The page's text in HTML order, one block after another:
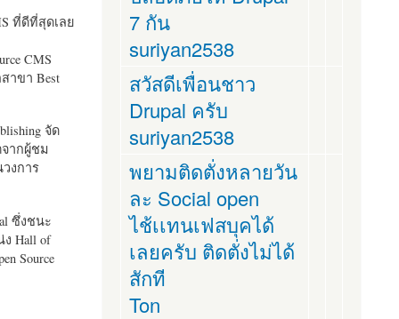
ที่ดีที่สุดเลย
CMS
าขา Best
จัด
ากผู้ชม
งการ
ซึ่งชนะ
Hall of
Source
7 กัน
suriyan2538
สวัสดีเพื่อนชาว
Drupal ครับ
suriyan2538
พยามติดตั่งหลายวัน
ละ Social open
ไช้เเทนเฟสบุคได้
เลยครับ ติดตั่งไม่ได้
สักที
Ton